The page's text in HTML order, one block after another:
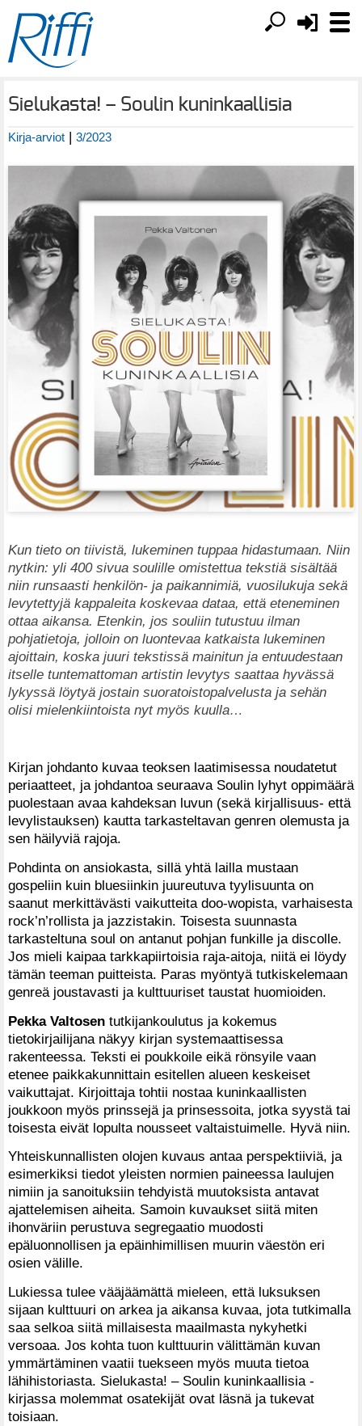
Sielukasta! – Soulin kuninkaallisia
Kirja-arviot | 3/2023
Kun tieto on tiivistä, lukeminen tuppaa hidastumaan. Niin
nytkin: yli 400 sivua soulille omistettua tekstiä sisältää
niin runsaasti henkilön- ja paikannimiä, vuosilukuja sekä
levytettyjä kappaleita koskevaa dataa, että eteneminen
ottaa aikansa. Etenkin, jos souliin tutustuu ilman
pohjatietoja, jolloin on luontevaa katkaista lukeminen
ajoittain, koska juuri tekstissä mainitun ja entuudestaan
itselle tuntemattoman artistin levytys saattaa hyvässä
lykyssä löytyä jostain suoratoistopalvelusta ja sehän
olisi mielenkiintoista nyt myös kuulla…
Kirjan johdanto kuvaa teoksen laatimisessa noudatetut
periaatteet, ja johdantoa seuraava Soulin lyhyt oppimäärä
puolestaan avaa kahdeksan luvun (sekä kirjallisuus- että
levylistauksen) kautta tarkasteltavan genren olemusta ja
sen häilyviä rajoja.
Pohdinta on ansiokasta, sillä yhtä lailla mustaan
gospeliin kuin bluesiinkin juureutuva tyylisuunta on
saanut merkittävästi vaikutteita doo-wopista, varhaisesta
rock’n’rollista ja jazzistakin. Toisesta suunnasta
tarkasteltuna soul on antanut pohjan funkille ja discolle.
Jos mieli kaipaa tarkkapiirtoisia raja-aitoja, niitä ei löydy
tämän teeman puitteista. Paras myöntyä tutkiskelemaan
genreä joustavasti ja kulttuuriset taustat huomioiden.
Pekka Valtosen tutkijankoulutus ja kokemus
tietokirjailijana näkyy kirjan systemaattisessa
rakenteessa. Teksti ei poukkoile eikä rönsyile vaan
etenee paikkakunnittain esitellen alueen keskeiset
vaikuttajat. Kirjoittaja tohtii nostaa kuninkaallisten
joukkoon myös prinssejä ja prinsessoita, jotka syystä tai
toisesta eivät lopulta nousseet valtaistuimelle. Hyvä niin.
Yhteiskunnallisten olojen kuvaus antaa perspektiiviä, ja
esimerkiksi tiedot yleisten normien paineessa laulujen
nimiin ja sanoituksiin tehdyistä muutoksista antavat
ajattelemisen aiheita. Samoin kuvaukset siitä miten
ihonväriin perustuva segregaatio muodosti
epäluonnollisen ja epäinhimillisen muurin väestön eri
osien välille.
Lukiessa tulee vääjäämättä mieleen, että luksuksen
sijaan kulttuuri on arkea ja aikansa kuvaa, jota tutkimalla
saa selkoa siitä millaisesta maailmasta nykyhetki
versoaa. Jos kohta tuon kulttuurin välittämän kuvan
ymmärtäminen vaatii tuekseen myös muuta tietoa
lähihistoriasta. Sielukasta! – Soulin kuninkaallisia -
kirjassa molemmat osatekijät ovat läsnä ja tukevat
toisiaan.